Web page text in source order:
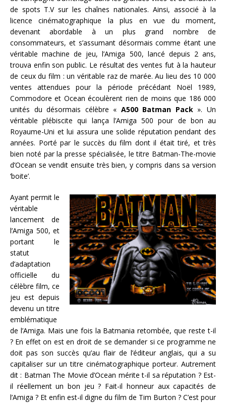
de spots T.V sur les chaînes nationales. Ainsi, associé à la
licence cinématographique la plus en vue du moment,
devenant abordable à un plus grand nombre de
consommateurs, et s’assumant désormais comme étant une
véritable machine de jeu, l’Amiga 500, lancé depuis 2 ans,
trouva enfin son public. Le résultat des ventes fut à la hauteur
de ceux du film : un véritable raz de marée. Au lieu des 10 000
ventes attendues pour la période précédant Noël 1989,
Commodore et Ocean écoulèrent rien de moins que 186 000
unités du désormais célèbre « A500 Batman Pack». Un
véritable plébiscite qui lança l’Amiga 500 pour de bon au
Royaume-Uni et lui assura une solide réputation pendant des
années. Porté par le succès du film dont il était tiré, et très
bien noté par la presse spécialisée, le titre Batman-The-movie
d’Ocean se vendit ensuite très bien, y compris dans sa version
‘boite’.
Ayant permit le
véritable
lancement de
l’Amiga 500, et
portant le
statut
d’adaptation
officielle du
célèbre film, ce
jeu est depuis
devenu un titre
emblématique
de l’Amiga. Mais une fois la Batmania retombée, que reste t-il
? En effet on est en droit de se demander si ce programme ne
doit pas son succès qu’au flair de l’éditeur anglais, qui a su
capitaliser sur un titre cinématographique porteur. Autrement
dit : Batman The Movie d’Ocean mérite t-il sa réputation ? Est-
il réellement un bon jeu ? Fait-il honneur aux capacités de
l’Amiga ? Et enfin est-il digne du film de Tim Burton ? C’est pour